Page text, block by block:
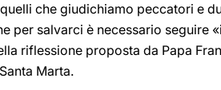
che giudichiamo peccatori e
per salvarci è necessario seguire
riflessione proposta da Papa
Marta.